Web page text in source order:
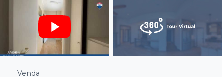
Venda